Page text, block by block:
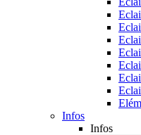
Infos
Infos